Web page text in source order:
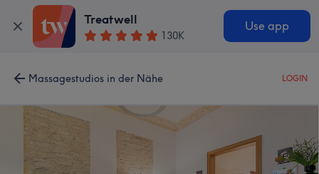
Treatwell
130K
Use app
Massagestudios in der Nähe LOGIN